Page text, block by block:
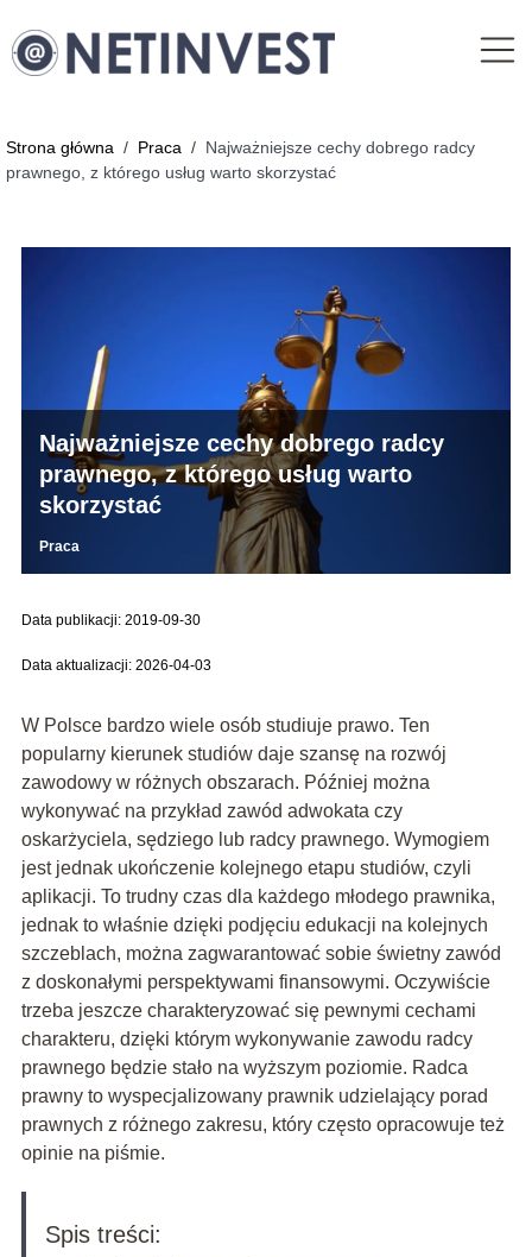
Strona główna / Praca / Najważniejsze cechy dobrego radcy
prawnego, z którego usług warto skorzystać
Najważniejsze cechy dobrego radcy
prawnego, z którego usług warto
skorzystać
Praca
Data publikacji: 2019-09-30
Data aktualizacji: 2026-04-03
W Polsce bardzo wiele osób studiuje prawo. Ten
popularny kierunek studiów daje szansę na rozwój
zawodowy w różnych obszarach. Później można
wykonywać na przykład zawód adwokata czy
oskarżyciela, sędziego lub radcy prawnego. Wymogiem
jest jednak ukończenie kolejnego etapu studiów, czyli
aplikacji. To trudny czas dla każdego młodego prawnika,
jednak to właśnie dzięki podjęciu edukacji na kolejnych
szczeblach, można zagwarantować sobie świetny zawód
z doskonałymi perspektywami finansowymi. Oczywiście
trzeba jeszcze charakteryzować się pewnymi cechami
charakteru, dzięki którym wykonywanie zawodu radcy
prawnego będzie stało na wyższym poziomie. Radca
prawny to wyspecjalizowany prawnik udzielający porad
prawnych z różnego zakresu, który często opracowuje też
opinie na piśmie.
Spis treści: